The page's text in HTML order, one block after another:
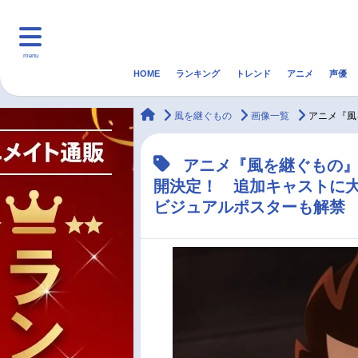
menu
マンガ・ラノベ ゲーム・アプリ 音楽
最新記事一覧
HOME ランキング トレンド アニメ 声優
animateTimes
風を継ぐもの 画像一覧 アニメ『
アニメ『風を継ぐもの
開決定！ 追加キャストに
ビジュアルポスターも解禁